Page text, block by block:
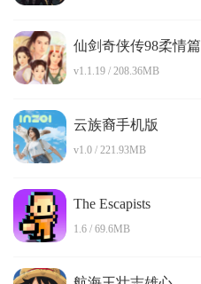
仙剑奇侠传98柔情篇
v1.1.19 / 208.36MB
云族裔手机版
v1.0 / 221.93MB
The Escapists
1.6 / 69.6MB